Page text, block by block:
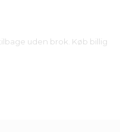
uden brok. Køb billig